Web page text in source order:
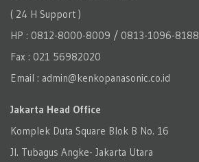
( 24 H Support )
HP : 0812-8000-8009 / 0813-1096-8188
Fax : 021 56982020
Email : admin@kenkopanasonic.co.id
Jakarta Head Office
Komplek Duta Square Blok B No. 16
Jl. Tubagus Angke- Jakarta Utara